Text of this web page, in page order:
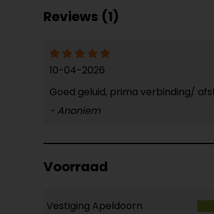
Reviews (1)
10-04-2026
Goed geluid, prima verbinding/
- Anoniem
Voorraad
Vestiging Apeldoorn